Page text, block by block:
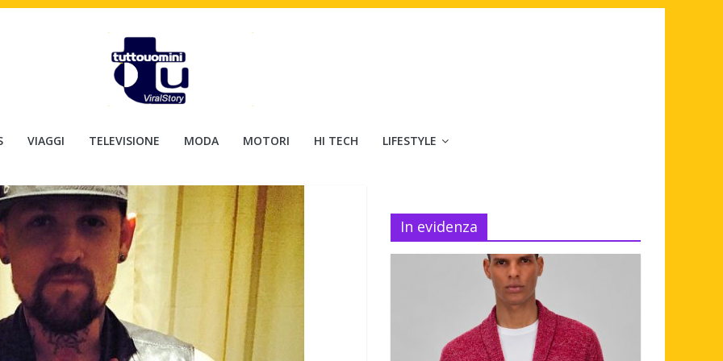
VIAGGI TELEVISIONE MODA MOTORI HI TECH LIFESTYLE
In evidenza